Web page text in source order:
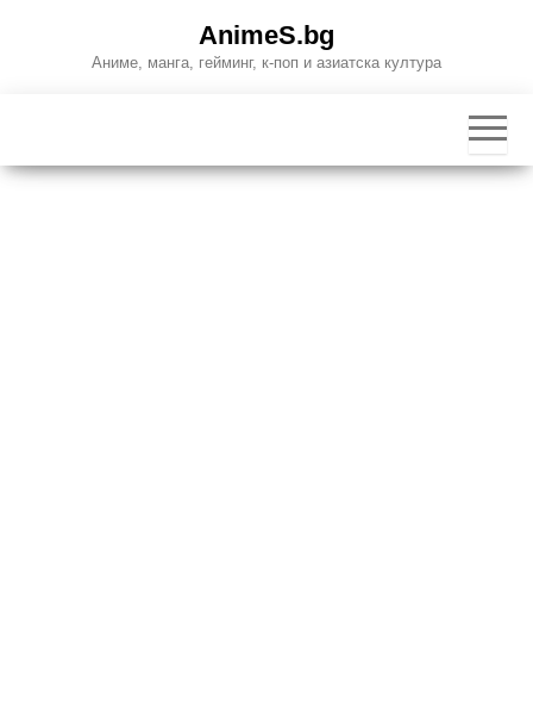
AnimeS.bg
Аниме, манга, гейминг, к-поп и азиатска култура